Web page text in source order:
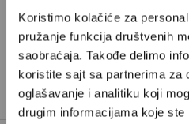
Koristimo kolačiće za
pružanje funkcija društvenih
saobraćaja. Takođe delimo
koristite sajt sa partnerima za
oglašavanje i analitiku koji
drugim informacijama koje
TAGOVI:
DRUGI
OLIMPIJSKE